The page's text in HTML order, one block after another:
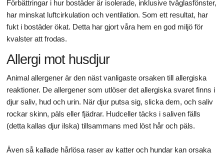
Förbättringar i hur bostäder är isolerade, inklusive tvåglasfönster,
har minskat luftcirkulation och ventilation. Som ett resultat, har
fukt i bostäder ökat. Detta har gjort våra hem en god miljö för
kvalster att frodas.
Allergi mot husdjur
Animal allergener är den näst vanligaste orsaken till allergiska
reaktioner. De allergener som utlöser det allergiska svaret finns i
djur saliv, hud och urin. När djur putsa sig, slicka dem, och saliv
rockar skinn, päls eller fjädrar. Hudceller täcks i saliven fälls
(detta kallas djur ilska) tillsammans med löst hår och päls.
Även så kallade hårlösa raser av katter och hundar kan orsaka